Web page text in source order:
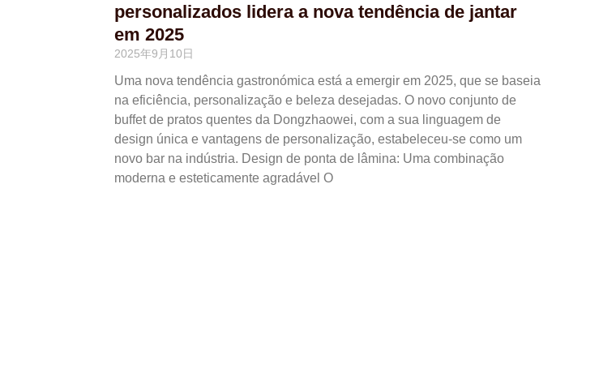
personalizados lidera a nova tendência de jantar
em 2025
2025年9月10日
Uma nova tendência gastronómica está a emergir em 2025, que se baseia
na eficiência, personalização e beleza desejadas. O novo conjunto de
buffet de pratos quentes da Dongzhaowei, com a sua linguagem de
design única e vantagens de personalização, estabeleceu-se como um
novo bar na indústria. Design de ponta de lâmina: Uma combinação
moderna e esteticamente agradável O